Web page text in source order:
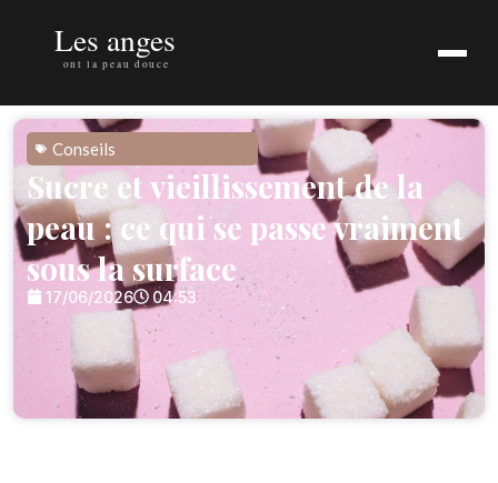
Conseils
Sucre et vieillissement de la
peau : ce qui se passe vraiment
sous la surface
17/06/2026 04:53